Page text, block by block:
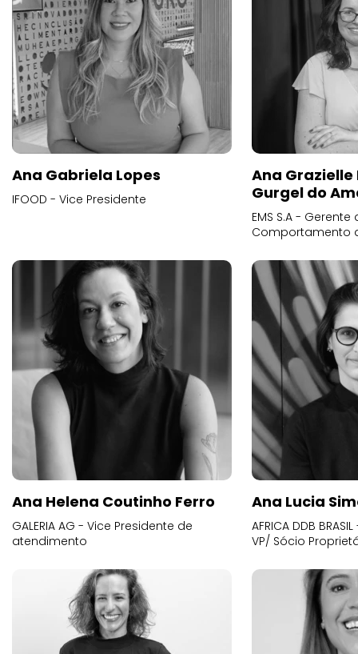
Ana Gabriela Lopes
IFOOD - Vice Presidente
Ana
Gurgel do
EMS S.A -
Comportamento
Ana Helena Coutinho Ferro
GALERIA AG - Vice Presidente de
atendimento
Ana Lucia
AFRICA DDB
VP/ Sócio